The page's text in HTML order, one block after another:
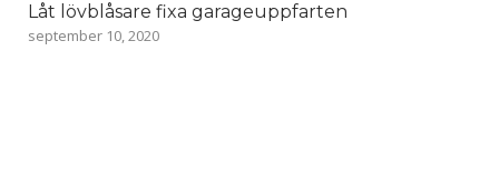
Låt lövblåsare fixa garageuppfarten
september 10, 2020